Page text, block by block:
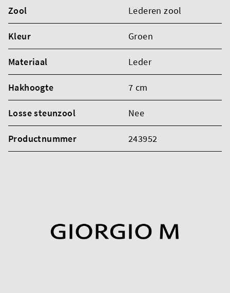
Zool Lederen zool
Kleur Groen
Materiaal Leder
Hakhoogte 7 cm
Losse steunzool Nee
Productnummer 243952